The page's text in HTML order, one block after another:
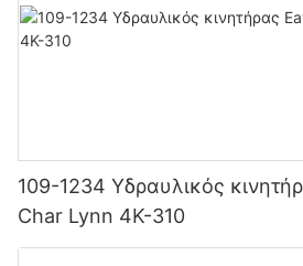
109-1234 Υδραυλικός
Char Lynn 4K-310